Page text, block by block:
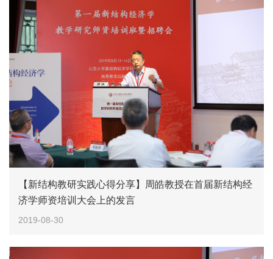
【新结构教研实践心得分享】周皓教授在首届新结构经
济学师资培训大会上的发言
2019-08-30